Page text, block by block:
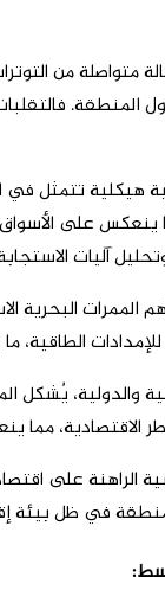
متواصلة من
المنطقة.
تتمثل في
على الأسواق
آليات
البحرية
للإمدادات
والدولية،
الاقتصادية،
الراهنة على
في ظل بيئة